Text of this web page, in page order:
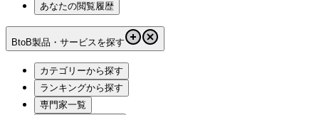
あなたの閲覧履歴
BtoB製品・サービスを探す
カテゴリーから探す
ランキングから探す
専門家一覧